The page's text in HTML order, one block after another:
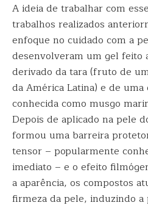
A ideia de trabalhar com
trabalhos realizados
enfoque no cuidado com a
desenvolveram um gel feito
derivado da tara (fruto de
da América Latina) e de
conhecida como musgo
Depois de aplicado na pele
formou uma barreira
tensor – popularmente
imediato – e o efeito
a aparência, os compostos
firmeza da pele, induzindo a